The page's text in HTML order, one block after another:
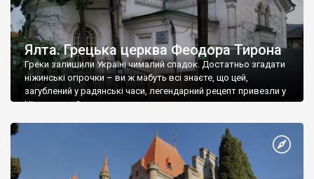
Ялта. Грецька церква Феодора Тирона
Греки залишили Україні чималий спадок. Достатньо згадати
ніжинські огірочки – ви ж мабуть всі знаєте, що цей,
загублений у радянські часи, легендарний рецепт привезли у
Ніжин греки?